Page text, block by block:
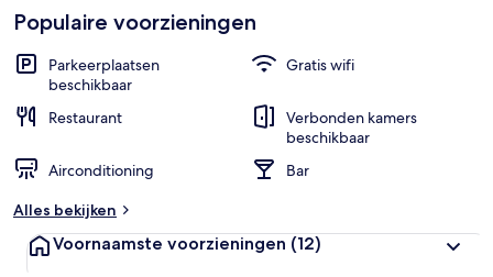
Populaire voorzieningen
Parkeerplaatsen
beschikbaar
Gratis wifi
Restaurant
Verbonden kamers
beschikbaar
Airconditioning
Bar
Alles bekijken
Voornaamste voorzieningen (12)